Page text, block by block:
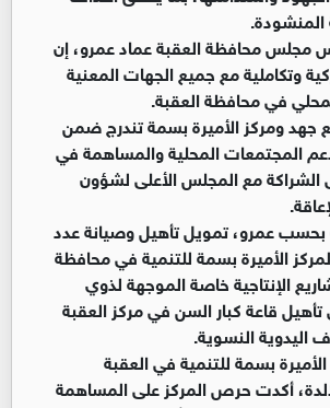
المنشودة.
مجلس محافظة العقبة عماد عمرو، إن
وتكاملية مع جميع الجهات المعنية
في محافظة العقبة.
جهد ومركز الأميرة بسمة تندرج ضمن
المجتمعات المحلية والمساهمة في
الشراكة مع المجلس الأعلى لشؤون
بحسب عمرو، تمويل تأهيل وصيانة عدد
الأميرة بسمة للتنمية في محافظة
الإنتاجية خاصة الموجهة لذوي
تأهيل قاعة كبار السن في مركز العقبة
اليدوية النسوية.
بسمة للتنمية في العقبة
أكدت حرص المركز على المساهمة